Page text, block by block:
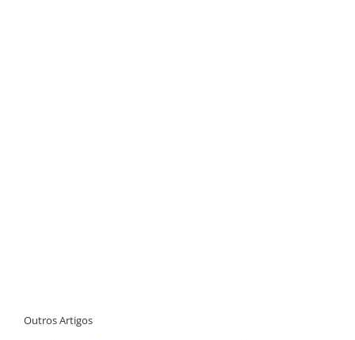
Conhece os fatores-chave das equipas de sucesso?